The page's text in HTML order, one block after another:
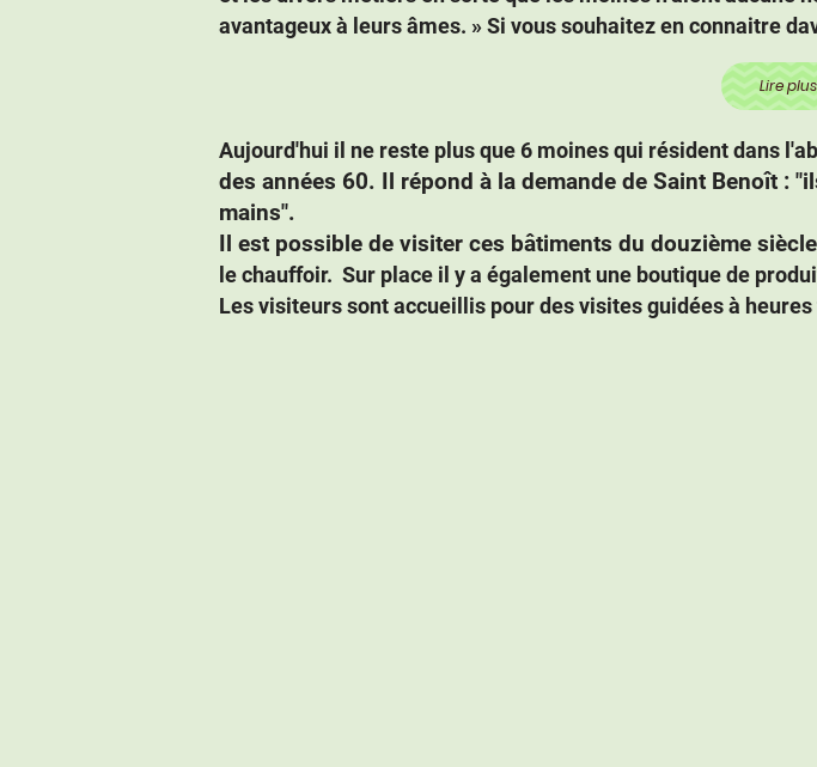
avantageux à leurs âmes. » Si vous souhaitez en connaitre
Aujourd'hui il ne reste plus que 6 moines qui résident dans
des années 60. Il répond à la demande de Saint Benoît :
mains".
Il est possible de visiter ces bâtiments du douzième
le chauffoir. Sur place il y a également une boutique de
Les visiteurs sont accueillis pour des visites guidées à
Lire plus